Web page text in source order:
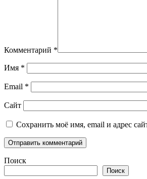
Комментарий *
Имя *
Email *
Сайт
Сохранить моё имя, email и адрес
Поиск
Поиск